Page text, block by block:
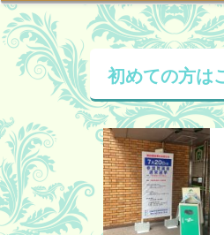
初めての方は